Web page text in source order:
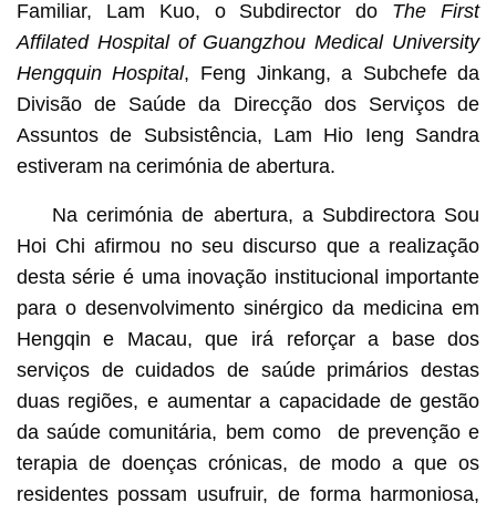
Familiar, Lam Kuo, o Subdirector do The First
Affilated Hospital of Guangzhou Medical University
Hengquin Hospital, Feng Jinkang, a Subchefe da
Divisão de Saúde da Direcção dos Serviços de
Assuntos de Subsistência, Lam Hio Ieng Sandra
estiveram na cerimónia de abertura.
Na cerimónia de abertura, a Subdirectora Sou
Hoi Chi afirmou no seu discurso que a realização
desta série é uma inovação institucional importante
para o desenvolvimento sinérgico da medicina em
Hengqin e Macau, que irá reforçar a base dos
serviços de cuidados de saúde primários destas
duas regiões, e aumentar a capacidade de gestão
da saúde comunitária, bem como de prevenção e
terapia de doenças crónicas, de modo a que os
residentes possam usufruir, de forma harmoniosa,